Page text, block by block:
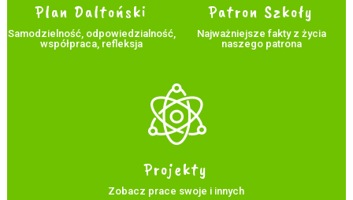
Plan Daltoński
Samodzielność, odpowiedzialność,
współpraca, refleksja
Patron Szkoły
Najważniejsze fakty z życia
naszego patrona
Projekty
Zobacz prace swoje i innych